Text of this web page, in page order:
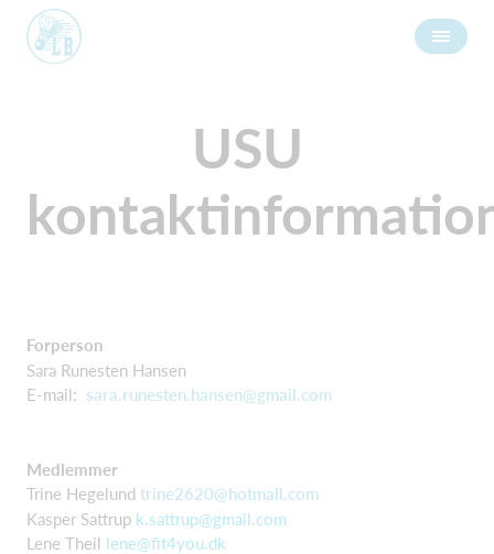
USU
Forperson
Sara Runesten Hansen
E-mail: sara.runesten.hansen@gmail.com
Medlemmer
Trine Hegelund trine2620@hotmail.com
Kasper Sattrup k.sattrup@gmail.com
Lene Theil lene@fit4you.dk